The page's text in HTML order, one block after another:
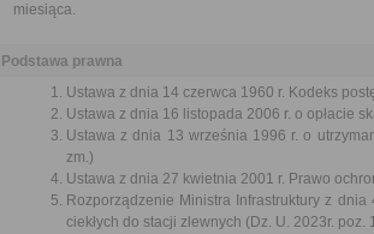
miesiąca.
Podstawa prawna
Ustawa z dnia 14 czerwca 1960 r. Kodeks
Ustawa z dnia 16 listopada 2006 r. o opłacie
Ustawa z dnia 13 września 1996 r. o
zm.)
Ustawa z dnia 27 kwietnia 2001 r. Prawo
Rozporządzenie Ministra Infrastruktury z
ciekłych do stacji zlewnych (Dz. U. 2023r. poz.